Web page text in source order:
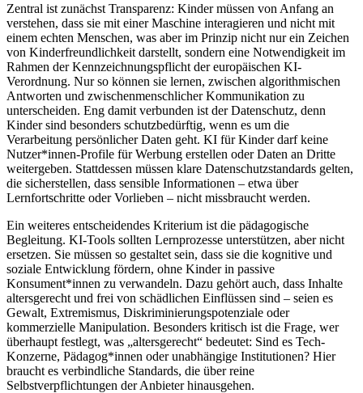
Zentral ist zunächst Transparenz: Kinder müssen von Anfang an
verstehen, dass sie mit einer Maschine interagieren und nicht mit
einem echten Menschen, was aber im Prinzip nicht nur ein Zeichen
von Kinderfreundlichkeit darstellt, sondern eine Notwendigkeit im
Rahmen der Kennzeichnungspflicht der europäischen KI-
Verordnung. Nur so können sie lernen, zwischen algorithmischen
Antworten und zwischenmenschlicher Kommunikation zu
unterscheiden. Eng damit verbunden ist der Datenschutz, denn
Kinder sind besonders schutzbedürftig, wenn es um die
Verarbeitung persönlicher Daten geht. KI für Kinder darf keine
Nutzer*innen-Profile für Werbung erstellen oder Daten an Dritte
weitergeben. Stattdessen müssen klare Datenschutzstandards gelten,
die sicherstellen, dass sensible Informationen – etwa über
Lernfortschritte oder Vorlieben – nicht missbraucht werden.
Ein weiteres entscheidendes Kriterium ist die pädagogische
Begleitung. KI-Tools sollten Lernprozesse unterstützen, aber nicht
ersetzen. Sie müssen so gestaltet sein, dass sie die kognitive und
soziale Entwicklung fördern, ohne Kinder in passive
Konsument*innen zu verwandeln. Dazu gehört auch, dass Inhalte
altersgerecht und frei von schädlichen Einflüssen sind – seien es
Gewalt, Extremismus, Diskriminierungspotenziale oder
kommerzielle Manipulation. Besonders kritisch ist die Frage, wer
überhaupt festlegt, was „altersgerecht“ bedeutet: Sind es Tech-
Konzerne, Pädagog*innen oder unabhängige Institutionen? Hier
braucht es verbindliche Standards, die über reine
Selbstverpflichtungen der Anbieter hinausgehen.